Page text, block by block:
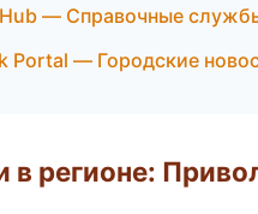
— Справочные
Portal — Городские
в регионе: